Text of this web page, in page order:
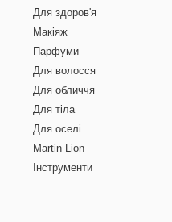
Для здоров'я
Макіяж
Парфуми
Для волосся
Для обличчя
Для тіла
Для оселі
Martin Lion
Інструменти